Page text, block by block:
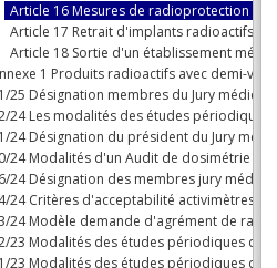
Article 16 Mesures de radioprotection
Article 17 Retrait d'implants radioactifs
Article 18 Sortie d'un établissement
1 Produits radioactifs avec demi-vie
25 Désignation membres du Jury médical
24 Les modalités des études périodiques
24 Désignation du président du Jury
24 Modalités d'un Audit de dosimétrie
24 Désignation des membres jury médical
24 Critères d'acceptabilité activimètres
24 Modèle demande d'agrément de
23 Modalités des études périodiques de
23 Modalités des études périodiques de